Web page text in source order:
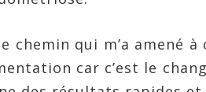
chemin qui m’a amené
car c’est le